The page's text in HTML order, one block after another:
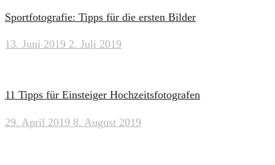
Sportfotografie: Tipps für die ersten Bilder
13. Juni 2019 2. Juli 2019
11 Tipps für Einsteiger Hochzeitsfotografen
29. April 2019 8. August 2019